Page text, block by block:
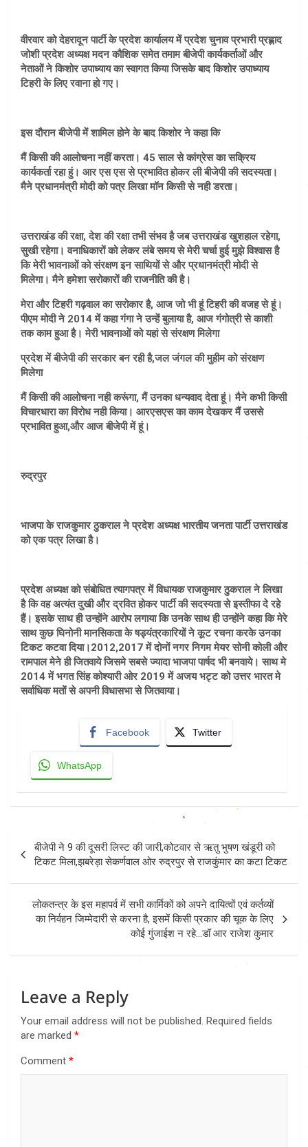
वीरवार को देहरादून पार्टी के प्रदेश कार्यालय में प्रदेश चुनाव प्रभारी प्रह्लाद
जोशी प्रदेश अध्यक्ष मदन कौशिक समेत तमाम बीजेपी कार्यकर्ताओं और
नेताओं ने किशोर उपाध्याय का स्वागत किया जिसके बाद किशोर उपाध्याय
टिहरी के लिए रवाना हो गए।
इस दौरान बीजेपी में शामिल होने के बाद किशोर ने कहा कि
मैं किसी की आलोचना नहीं करता। 45 साल से कांग्रेस का सक्रिय
कार्यकर्ता रहा हुं। आर एस एस से प्रभावित होकर ली बीजेपी की सदस्यता।
मैने प्रधानमंत्री मोदी को पत्र लिखा मॉन किसी से नही डरता।
उत्तराखंड की रक्षा, देश की रक्षा तभी संभव है जब उत्तराखंड खुशहाल रहेगा,
सुखी रहेगा। वनाधिकारों को लेकर लंबे समय से मेरी चर्चा हुई मुझे विश्वास है
कि मेरी भावनाओं को संरक्षण इन साथियों से और प्रधानमंत्री मोदी से
मिलेगा। मैने हमेशा सरोकारों की राजनीति की है।
मेरा और टिहरी गढ़वाल का सरोकार है, आज जो भी हूं टिहरी की वजह से हूं।
पीएम मोदी ने 2014 में कहा गंगा ने उन्हें बुलाया है, आज गंगोत्री से काशी
तक काम हुआ है। मेरी भावनाओं को यहां से संरक्षण मिलेगा
प्रदेश में बीजेपी की सरकार बन रही है,जल जंगल की मुहीम को संरक्षण
मिलेगा
मैं किसी की आलोचना नही करूंगा, मैं उनका धन्यवाद देता हूं। मैने कभी किसी
विचारधारा का विरोध नही किया। आरएसएस का काम देखकर मैं उससे
प्रभावित हुआ,और आज बीजेपी में हूं।
रुद्रपुर
भाजपा के राजकुमार ठुकराल ने प्रदेश अध्यक्ष भारतीय जनता पार्टी उत्तराखंड
को एक पत्र लिखा है।
प्रदेश अध्यक्ष को संबोधित त्यागपत्र में विधायक राजकुमार ठुकराल ने लिखा
है कि वह अत्यंत दुखी और द्रवित होकर पार्टी की सदस्यता से इस्तीफा दे रहे
हैं। इसके साथ ही उन्होंने आरोप लगाया कि उनके साथ ही उन्होंने कहा कि मेरे
साथ कुछ घिनोनी मानसिकता के षड्यंत्रकारियों ने कूट रचना करके उनका
टिकट कटवा दिया।2012,2017 में दोनों नगर निगम मेयर सोनी कोली और
रामपाल मेने ही जितवाये जिसमे सबसे ज्यादा भाजपा पार्षद भी बनवाये। साथ मे
2014 में भगत सिंह कोश्यारी ओर 2019 में अजय भट्ट को उत्तर भारत मे
सर्वाधिक मतों से अपनी विधासभा से जितवाया।
Facebook Twitter
WhatsApp
Post
navigation
बीजेपी ने 9 की दूसरी लिस्ट की जारी,कोटवार से ऋतु भुषण खंडूरी को
टिकट मिला,झबरेड़ा सेकर्णवाल ओर रुद्रपुर से राजकुंमार का कटा टिकट
लोकतन्त्र के इस महापर्व में सभी कार्मिकों को अपने दायित्वों एवं कर्तव्यों
का निर्वहन जिम्मेदारी से करना है, इसमें किसी प्रकार की चूक के लिए
कोई गुंजाईश न रहे…डॉ आर राजेश कुमार
Leave a Reply
Your email address will not be published. Required fields
are marked *
Comment *